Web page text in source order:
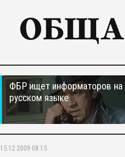
ФБР ищет информаторов на
русском языке
15.12.2009 08:15